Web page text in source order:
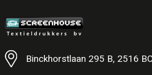
Minimale afname: 1
Binckhorstlaan 295 B, 2516